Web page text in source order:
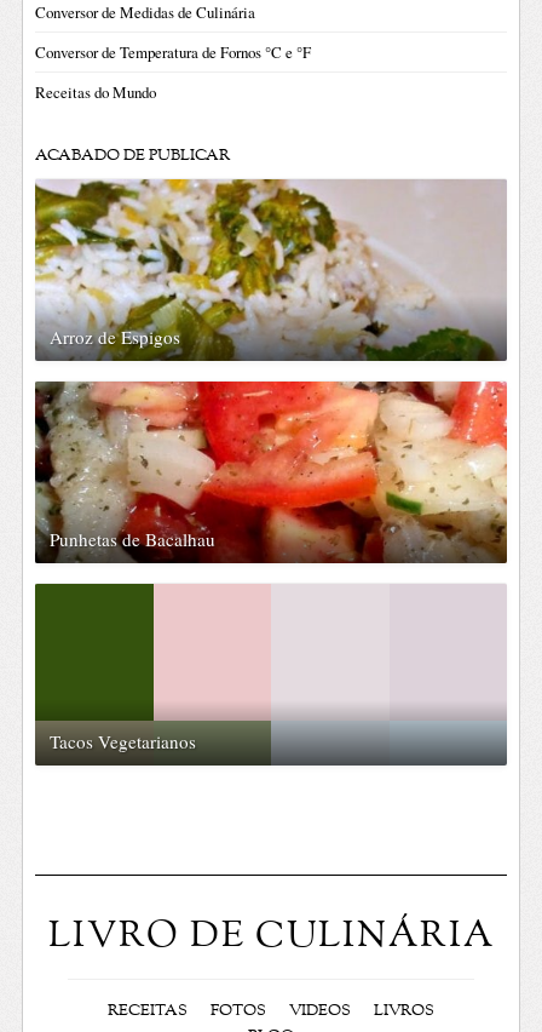
Conversor de Medidas de Culinária
Conversor de Temperatura de Fornos °C e °F
Receitas do Mundo
ACABADO DE PUBLICAR
Arroz de Espigos
Punhetas de Bacalhau
Tacos Vegetarianos
LIVRO DE CULINÁRIA
RECEITAS FOTOS VIDEOS
LIVROS